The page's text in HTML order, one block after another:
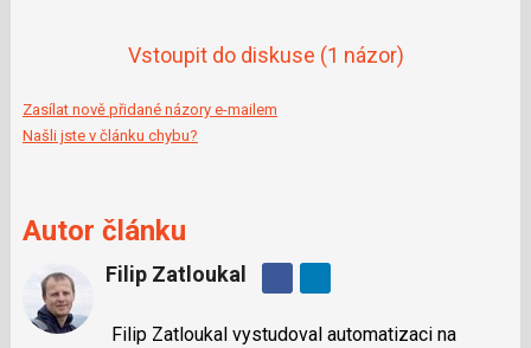
Vstoupit do diskuse (1 názor)
Zasílat nově přidané názory e-mailem
Našli jste v článku chybu?
Autor článku
Filip Zatloukal
Sdílejte
Facebooku
Filip Zatloukal vystudoval automatizaci na